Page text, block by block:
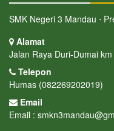
SMK Negeri 3 Mandau ⋅
Alamat
Jalan Raya Duri-Dumai
Telepon
Humas (082269202019)
Email
Email :